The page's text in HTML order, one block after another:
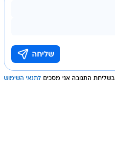
בשליחת התגובה אני מסכים לתנאי השימוש